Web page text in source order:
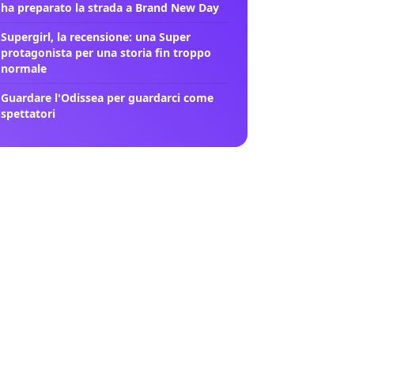
ha preparato la strada a Brand New Day
Supergirl, la recensione: una Super
protagonista per una storia fin troppo
normale
Guardare l'Odissea per guardarci come
spettatori